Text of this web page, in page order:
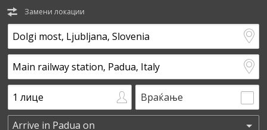
Замени локации
Враќање